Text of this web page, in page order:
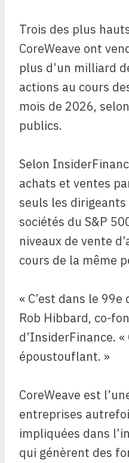
Trois des plus
CoreWeave ont
plus d’un milliard
actions au cours
mois de 2026,
publics.
Selon
achats et ventes
seuls les
sociétés du S&P
niveaux de vente
cours de la même
« C’est dans le
Rob Hibbard, co-
d’InsiderFinance.
époustouflant. »
CoreWeave est
entreprises
impliquées dans
qui génèrent des